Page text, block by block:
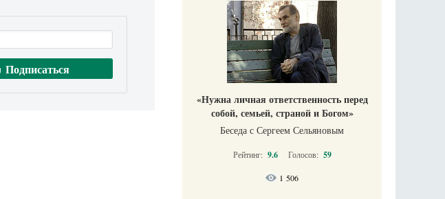
«Нужна личная ответственность перед
собой, семьей, страной и Богом»
Беседа с Сергеем Сельяновым
Рейтинг: 9.6 Голосов: 59
1 506